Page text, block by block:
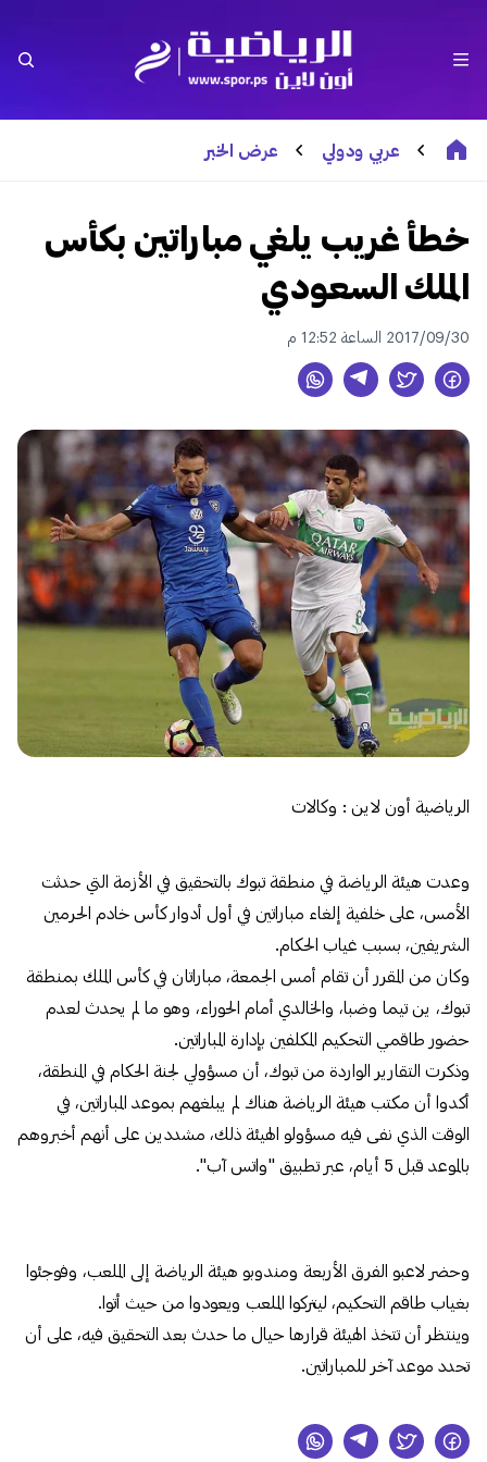
عربي ودولي عرض الخبر
خطأ غريب يلغي مباراتين بكأس
الملك السعودي
2017/09/30 الساعة 12:52 م
الرياضية أون لاين : وكالات
وعدت هيئة الرياضة في منطقة تبوك بالتحقيق في الأزمة التي حدثت
الأمس، على خلفية إلغاء مباراتين في أول أدوار كأس خادم الحرمين
الشريفين، بسبب غياب الحكام.
وكان من المقرر أن تقام أمس الجمعة، مباراتان في كأس الملك بمنطقة
تبوك، ين تيما وضبا، والخالدي أمام الحوراء، وهو ما لم يحدث لعدم
حضور طاقمي التحكيم المكلفين بإدارة المباراتين.
وذكرت التقارير الواردة من تبوك، أن مسؤولي لجنة الحكام في المنطقة،
أكدوا أن مكتب هيئة الرياضة هناك لم يبلغهم بموعد المباراتين، في
الوقت الذي نفى فيه مسؤولو الهيئة ذلك، مشددين على أنهم أخبروهم
بالموعد قبل 5 أيام، عبر تطبيق "واتس آب".
وحضر لاعبو الفرق الأربعة ومندوبو هيئة الرياضة إلى الملعب، وفوجئوا
بغياب طاقم التحكيم، ليتركوا الملعب ويعودوا من حيث أتوا.
وينتظر أن تتخذ الهيئة قرارها حيال ما حدث بعد التحقيق فيه، على أن
تحدد موعد آخر للمباراتين.